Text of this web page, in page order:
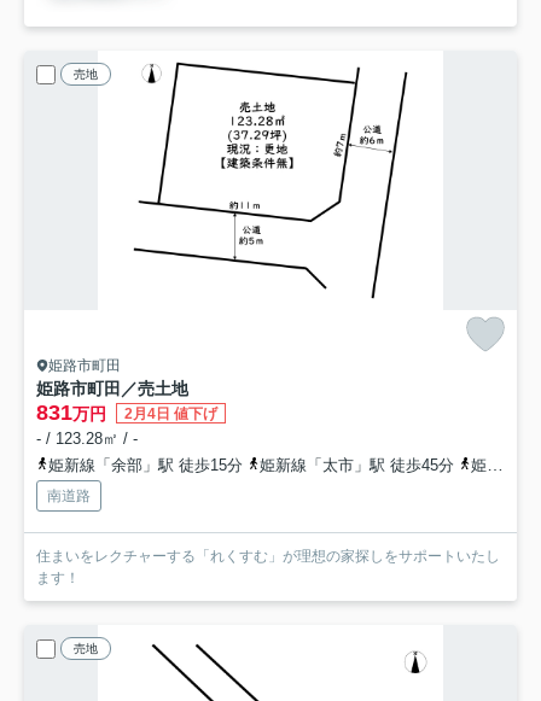
売地
姫路市町田
姫路市町田／売土地
831万円 2月4日 値下げ
- / 123.28㎡ / -
姫新線「余部」駅 徒歩15分
姫新線「太市」駅 徒歩45分 姫新線「播磨高岡」駅 徒歩50分
南道路
住まいをレクチャーする「れくすむ」が理想の家探しをサポートいたし
ます！
売地